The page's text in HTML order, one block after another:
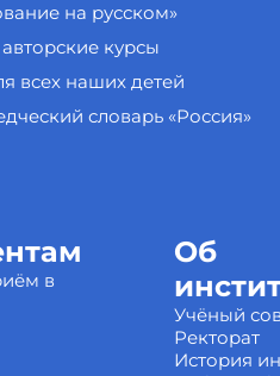
на русском»
курсы
всех наших детей
словарь «Россия»
в
Об
Учёный
Ректорат
История